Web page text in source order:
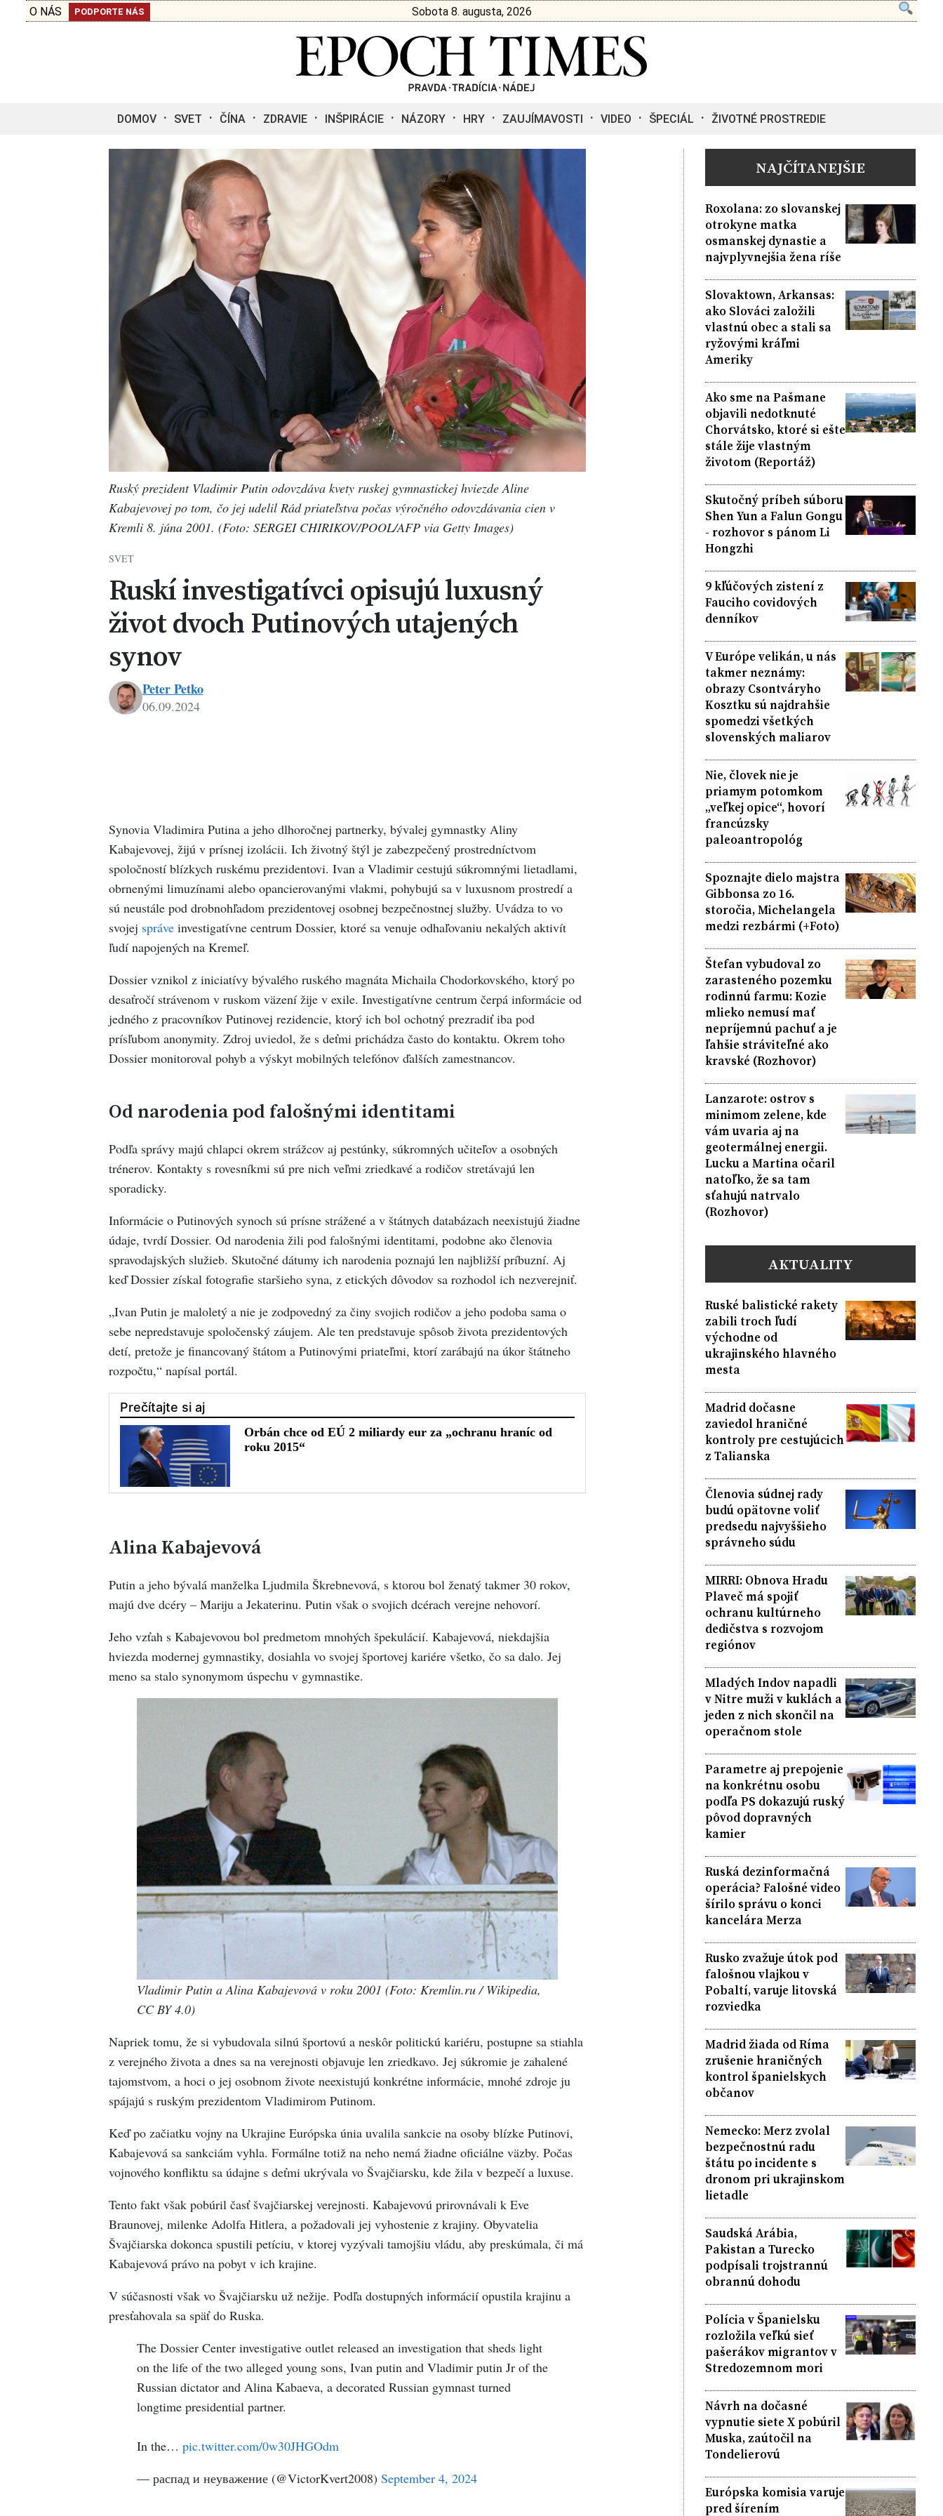
O NÁS PODPORTE NÁS Sobota 8. augusta, 2026
DOMOV SVET ČÍNA ZDRAVIE INŠPIRÁCIE NÁZORY HRY ZAUJÍMAVOSTI VIDEO ŠPECIÁL ŽIVOTNÉ PROSTREDIE
Ruský prezident Vladimir Putin odovzdáva kvety ruskej gymnastickej hviezde Aline
Kabajevovej po tom, čo jej udelil Rád priateľstva počas výročného odovzdávania cien v
Kremli 8. júna 2001. (Foto: SERGEI CHIRIKOV/POOL/AFP via Getty Images)
SVET
Ruskí investigatívci opisujú luxusný
život dvoch Putinových utajených
synov
Peter Petko
06.09.2024
Synovia Vladimira Putina a jeho dlhoročnej partnerky, bývalej gymnastky Aliny
Kabajevovej, žijú v prísnej izolácii. Ich životný štýl je zabezpečený prostredníctvom
spoločností blízkych ruskému prezidentovi. Ivan a Vladimir cestujú súkromnými lietadlami,
obrnenými limuzínami alebo opancierovanými vlakmi, pohybujú sa v luxusnom prostredí a
sú neustále pod drobnohľadom prezidentovej osobnej bezpečnostnej služby. Uvádza to vo
svojej správeinvestigatívne centrum Dossier, ktoré sa venuje odhaľovaniu nekalých aktivít
ľudí napojených na Kremeľ.
Dossier vznikol z iniciatívy bývalého ruského magnáta Michaila Chodorkovského, ktorý po
desaťročí strávenom v ruskom väzení žije v exile. Investigatívne centrum čerpá informácie od
jedného z pracovníkov Putinovej rezidencie, ktorý ich bol ochotný prezradiť iba pod
prísľubom anonymity. Zdroj uviedol, že s deťmi prichádza často do kontaktu. Okrem toho
Dossier monitoroval pohyb a výskyt mobilných telefónov ďalších zamestnancov.
Od narodenia pod falošnými identitami
Podľa správy majú chlapci okrem strážcov aj pestúnky, súkromných učiteľov a osobných
trénerov. Kontakty s rovesníkmi sú pre nich veľmi zriedkavé a rodičov stretávajú len
sporadicky.
Informácie o Putinových synoch sú prísne strážené a v štátnych databázach neexistujú žiadne
údaje, tvrdí Dossier. Od narodenia žili pod falošnými identitami, podobne ako členovia
spravodajských služieb. Skutočné dátumy ich narodenia poznajú len najbližší príbuzní. Aj
keď Dossier získal fotografie staršieho syna, z etických dôvodov sa rozhodol ich nezverejniť.
„Ivan Putin je maloletý a nie je zodpovedný za činy svojich rodičov a jeho podoba sama o
sebe nepredstavuje spoločenský záujem. Ale ten predstavuje spôsob života prezidentových
detí, pretože je financovaný štátom a Putinovými priateľmi, ktorí zarábajú na úkor štátneho
rozpočtu,“ napísal portál.
Alina Kabajevová
Putin a jeho bývalá manželka Ljudmila Škrebnevová, s ktorou bol ženatý takmer 30 rokov,
majú dve dcéry – Mariju a Jekaterinu. Putin však o svojich dcérach verejne nehovorí.
Jeho vzťah s Kabajevovou bol predmetom mnohých špekulácií. Kabajevová, niekdajšia
hviezda modernej gymnastiky, dosiahla vo svojej športovej kariére všetko, čo sa dalo. Jej
meno sa stalo synonymom úspechu v gymnastike.
Vladimir Putin a Alina Kabajevová v roku 2001 (Foto: Kremlin.ru / Wikipedia,
CC BY 4.0)
Napriek tomu, že si vybudovala silnú športovú a neskôr politickú kariéru, postupne sa stiahla
z verejného života a dnes sa na verejnosti objavuje len zriedkavo. Jej súkromie je zahalené
tajomstvom, a hoci o jej osobnom živote neexistujú konkrétne informácie, mnohé zdroje ju
spájajú s ruským prezidentom Vladimirom Putinom.
Keď po začiatku vojny na Ukrajine Európska únia uvalila sankcie na osoby blízke Putinovi,
Kabajevová sa sankciám vyhla. Formálne totiž na neho nemá žiadne oficiálne väzby. Počas
vojnového konfliktu sa údajne s deťmi ukrývala vo Švajčiarsku, kde žila v bezpečí a luxuse.
Tento fakt však pobúril časť švajčiarskej verejnosti. Kabajevovú prirovnávali k Eve
Braunovej, milenke Adolfa Hitlera, a požadovali jej vyhostenie z krajiny. Obyvatelia
Švajčiarska dokonca spustili petíciu, v ktorej vyzývali tamojšiu vládu, aby preskúmala, či má
Kabajevová právo na pobyt v ich krajine.
V súčasnosti však vo Švajčiarsku už nežije. Podľa dostupných informácií opustila krajinu a
presťahovala sa späť do Ruska.
The Dossier Center investigative outlet released an investigation that sheds light
on the life of the two alleged young sons, Ivan putin and Vladimir putin Jr of the
Russian dictator and Alina Kabaeva, a decorated Russian gymnast turned
longtime presidential partner.
In the… pic.twitter.com/0w30JHGOdm
— распад и неуважение (@VictorKvert2008) September 4, 2024
NAJČÍTANEJŠIE
Roxolana: zo slovanskej
otrokyne matka
osmanskej dynastie a
najvplyvnejšia žena ríše
Slovaktown, Arkansas:
ako Slováci založili
vlastnú obec a stali sa
ryžovými kráľmi
Ameriky
Ako sme na Pašmane
objavili nedotknuté
Chorvátsko, ktoré si ešte
stále žije vlastným
životom (Reportáž)
Skutočný príbeh súboru
Shen Yun a Falun Gongu
- rozhovor s pánom Li
Hongzhi
9 kľúčových zistení z
Fauciho covidových
denníkov
V Európe velikán, u nás
takmer neznámy:
obrazy Csontváryho
Kosztku sú najdrahšie
spomedzi všetkých
slovenských maliarov
Nie, človek nie je
priamym potomkom
„veľkej opice“, hovorí
francúzsky
paleoantropológ
Spoznajte dielo majstra
Gibbonsa zo 16.
storočia, Michelangela
medzi rezbármi (+Foto)
Štefan vybudoval zo
zarasteného pozemku
rodinnú farmu: Kozie
mlieko nemusí mať
nepríjemnú pachuť a je
ľahšie stráviteľné ako
kravské (Rozhovor)
Lanzarote: ostrov s
minimom zelene, kde
vám uvaria aj na
geotermálnej energii.
Lucku a Martina očaril
natoľko, že sa tam
sťahujú natrvalo
(Rozhovor)
AKTUALITY
Ruské balistické rakety
zabili troch ľudí
východne od
ukrajinského hlavného
mesta
Madrid dočasne
zaviedol hraničné
kontroly pre cestujúcich
z Talianska
Členovia súdnej rady
budú opätovne voliť
predsedu najvyššieho
správneho súdu
MIRRI: Obnova Hradu
Plaveč má spojiť
ochranu kultúrneho
dedičstva s rozvojom
regiónov
Mladých Indov napadli
v Nitre muži v kuklách a
jeden z nich skončil na
operačnom stole
Parametre aj prepojenie
na konkrétnu osobu
podľa PS dokazujú ruský
pôvod dopravných
kamier
Ruská dezinformačná
operácia? Falošné video
šírilo správu o konci
kancelára Merza
Rusko zvažuje útok pod
falošnou vlajkou v
Pobaltí, varuje litovská
rozviedka
Madrid žiada od Ríma
zrušenie hraničných
kontrol španielskych
občanov
Nemecko: Merz zvolal
bezpečnostnú radu
štátu po incidente s
dronom pri ukrajinskom
lietadle
Saudská Arábia,
Pakistan a Turecko
podpísali trojstrannú
obrannú dohodu
Polícia v Španielsku
rozložila veľkú sieť
pašerákov migrantov v
Stredozemnom mori
Návrh na dočasné
vypnutie siete X pobúril
Muska, zaútočil na
Tondelierovú
Európska komisia varuje
pred šírením